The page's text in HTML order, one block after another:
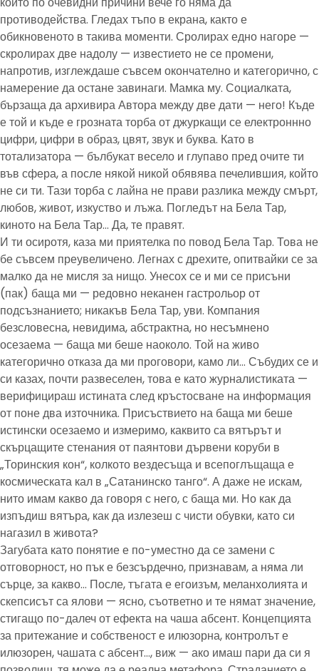
противодейства. Гледах тъпо в екрана, както е
обикновеното в такива моменти. Сролирах едно нагоре —
скролирах две надолу — известието не се промени,
напротив, изглеждаше съвсем окончателно и категорично, с
намерение да остане завинаги. Мамка му. Социалката,
бързаща да архивира Автора между две дати — него! Къде
е той и къде е грозната торба от джуркащи се електроннно
цифри, цифри в образ, цвят, звук и буква. Като в
тотализатора — бълбукат весело и глупаво пред очите ти
във сфера, а после някой никой обявява печелившия, който
не си ти. Тази торба с лайна не прави разлика между смърт,
любов, живот, изкуство и лъжа. Погледът на Бела Тар,
киното на Бела Тар… Да, те правят.
И ти осиротя, каза ми приятелка по повод Бела Тар. Това не
бе съвсем преувеличено. Легнах с дрехите, опитвайки се за
малко да не мисля за нищо. Унесох се и ми се присъни
(пак) баща ми — редовно неканен гастрольор от
подсъзнанието; никакъв Бела Тар, уви. Компания
безсловесна, невидима, абстрактна, но несъмнено
осезаема — баща ми беше наоколо. Той на живо
категорично отказа да ми проговори, камо ли… Събудих се и
си казах, почти развеселен, това е като журналистиката —
верифицираш истината след кръстосване на информация
от поне два източника. Присъствието на баща ми беше
истински осезаемо и измеримо, каквито са вятърът и
скърцащите стенания от паянтови дървени коруби в
„Торинския кон“, колкото вездесъща и всепоглъщаща е
космическата кал в „Сатанинско танго“. А даже не искам,
нито имам какво да говоря с него, с баща ми. Но как да
изпъдиш вятъра, как да излезеш с чисти обувки, като си
нагазил в живота?
Загубата като понятие е по-уместно да се замени с
отговорност, но пък е безсърдечно, признавам, а няма ли
сърце, за какво… После, тъгата е егоизъм, меланхолията и
скепсисът са ялови — ясно, съответно и те нямат значение,
стигащо по-далеч от ефекта на чаша абсент. Концепцията
за притежание и собственост е илюзорна, контролът е
илюзорен, чашата с абсент…, виж — ако имаш пари да си я